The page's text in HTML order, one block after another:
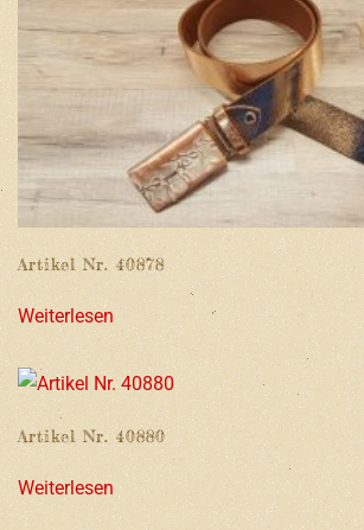
Artikel Nr. 40878
Weiterlesen
Artikel Nr. 40880
Weiterlesen